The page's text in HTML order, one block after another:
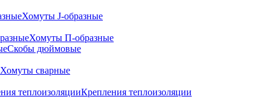
Хомуты J-образные
Хомуты П-образные
Скобы дюймовые
Хомуты сварные
Крепления теплоизоляции